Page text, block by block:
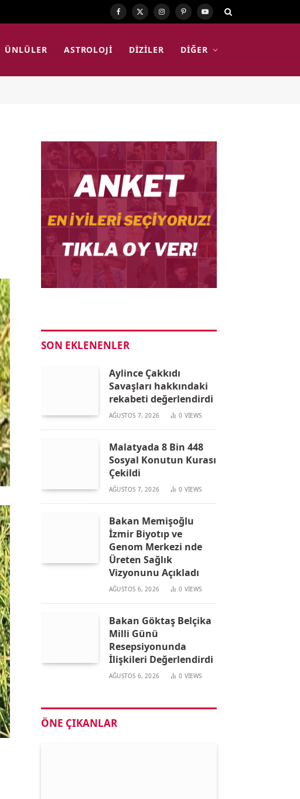
Facebook
X
Instagram
PinterestYouTube
ÜNLÜLER ASTROLOJI DIZILER DIĞER
SON EKLENENLER
Aylince Çakkıdı
Savaşları hakkındaki
rekabeti değerlendirdi
AĞUSTOS 7, 2026 0 VIEWS
Malatyada 8 Bin 448
Sosyal Konutun Kurası
Çekildi
AĞUSTOS 7, 2026 0 VIEWS
Bakan Memişoğlu
İzmir Biyotıp ve
Genom Merkezi nde
Üreten Sağlık
Vizyonunu Açıkladı
AĞUSTOS 6, 2026 0 VIEWS
Bakan Göktaş Belçika
Milli Günü
Resepsiyonunda
İlişkileri Değerlendirdi
AĞUSTOS 6, 2026 0 VIEWS
ÖNE ÇIKANLAR